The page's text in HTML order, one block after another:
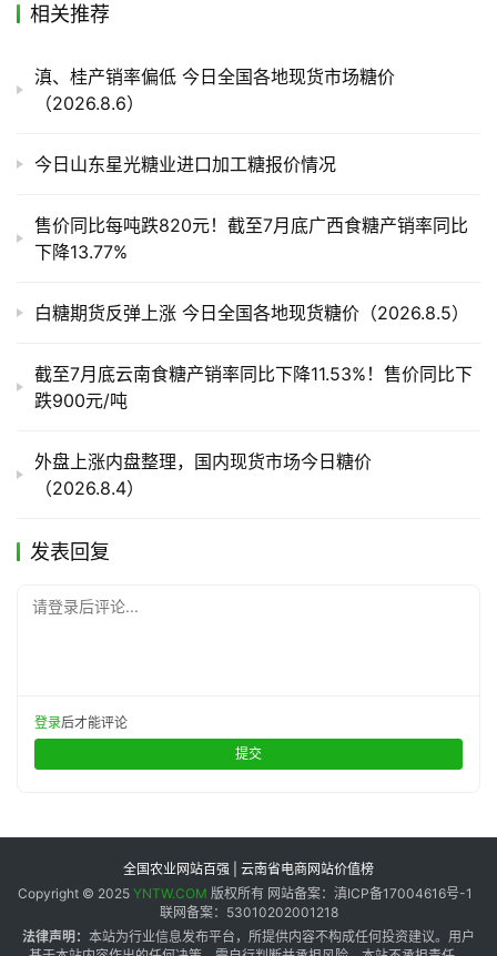
产
链
产
储
运
相关推荐
滇、桂产销率偏低 今日全国各地现货市场糖价
（2026.8.6）
今日山东星光糖业进口加工糖报价情况
售价同比每吨跌820元！截至7月底广西食糖产销率同比
下降13.77%
白糖期货反弹上涨 今日全国各地现货糖价（2026.8.5）
截至7月底云南食糖产销率同比下降11.53%！售价同比下
跌900元/吨
外盘上涨内盘整理，国内现货市场今日糖价
（2026.8.4）
发表回复
请登录后评论...
登录后才能评论
提交
全国农业网站百强 | 云南省电商网站价值榜
Copyright © 2025 YNTW.COM 版权所有 网站备案：滇ICP备17004616号-1
联网备案：53010202001218
法律声明： 本站为行业信息发布平台，所提供内容不构成任何投资建议。用户